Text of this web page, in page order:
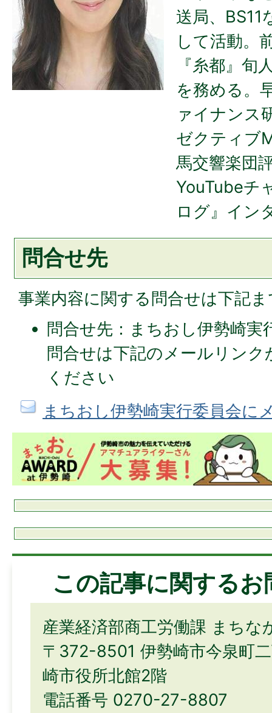
送局、BS11
して活動。
『糸都』旬
を務める。
ァイナンス
ゼクティブ
馬交響楽団
YouTubeチ
ログ』イン
問合せ先
事業内容に関する問合せは下記
問合せ先：まちおし伊勢崎実
問合せは下記のメールリン
ください
まちおし伊勢崎実行委員会に
この記事に関する
産業経済部商工労働課 まちな
〒372-8501 伊勢崎市今泉町
崎市役所北館2階
電話番号 0270-27-8807